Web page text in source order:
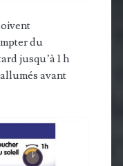
du
jusqu’à1 h
avant